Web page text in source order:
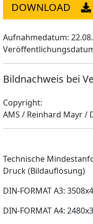
DOWNLOAD
Aufnahmedatum:
Bildnachweis bei
Copyright:
AMS / Reinhard Mayr /
Technische
Druck (Bildauflösung)
DIN-FORMAT A3:
DIN-FORMAT A4: